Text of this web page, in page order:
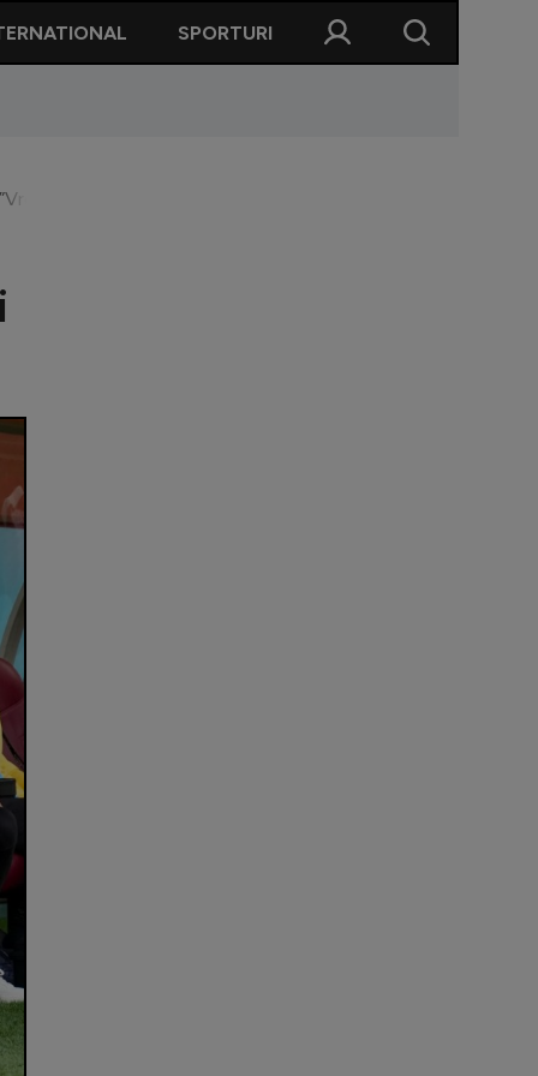
SPORTURI
să le văd demisiile lui Nicolescu și Kopic” / ”Eșec total!”